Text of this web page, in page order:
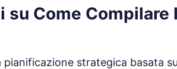
Come Compilare
strategica basata